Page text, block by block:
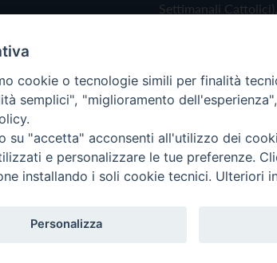
Settimanali
Privacy Policy
riservati - Vita Trentina Editrice
cookie o tecnologie simili per finalità
semplici", "miglioramento
su "accetta" acconsenti all'utilizzo dei
e personalizzare le tue preferenze.
installando i soli cookie tecnici. Ulteriori
Personalizza